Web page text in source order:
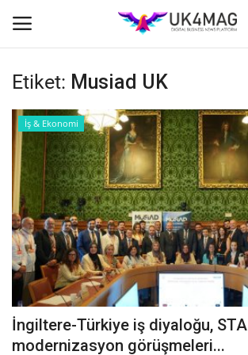
Giriş yapmak
Ana Sayfa
TOPLUM
İş Platformu
TVNET
İş İlanları
Seri İlanlar
Etiket: Musiad UK
İş & Ekonomi
İngiltere-Türkiye iş diyaloğu, STA
modernizasyon görüşmeleri...